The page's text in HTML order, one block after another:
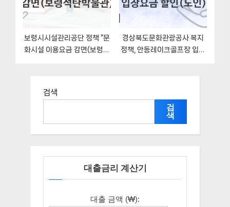
보령시시설관리공단 정책 “문
화시설 이용요금 감면(보령석
경상북도문화관광공사 복지
정책, 안동레이크골프장 입장
검색
검
색
대출금리 계산기
대출 금액 (₩):